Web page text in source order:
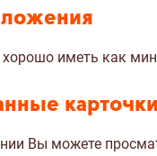
иметь как
карточки
Вы можете